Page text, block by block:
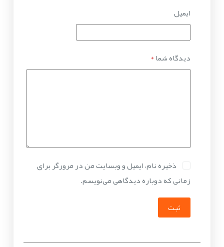
ایمیل
دیدگاه شما*
ذخیره نام، ایمیل و وبسایت من در مرورگر برای
زمانی که دوباره دیدگاهی می‌نویسم.
ثبت